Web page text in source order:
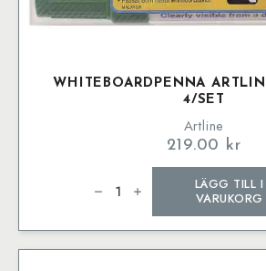
WHITEBOARDPENNA
4/SET
Artline
219.00 kr
Whiteboardpenna
Artline
5109A
mängd
LÄGG TILL I
VARUKORG